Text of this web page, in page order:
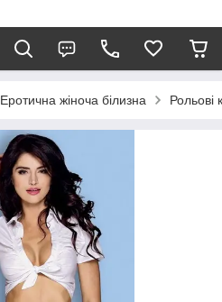
Еротична жіноча білизна Рольові